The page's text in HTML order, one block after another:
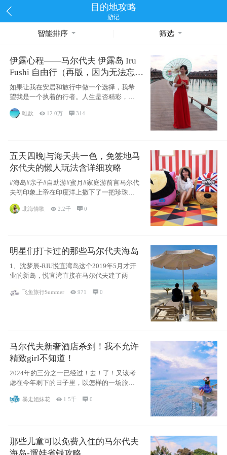
目的地攻略
游记
智能排序 筛选
伊露心程——马尔代夫 伊露岛 Iru
Fushi 自由行（再版，因为无法忘却
的留恋）
如果让我在安居和旅行中做一个选择，我希
望我是一个执着的行者。人生是否精彩，都
源于自己
唯歆  12.0万  314
五天四晚|与海天共一色，免签地马
尔代夫的懒人玩法含详细攻略
#海岛#亲子#自助游#蜜月#家庭游前言马尔代
夫初印象上帝在印度洋上撒下了一把珍珠，
北海情歌 2.2千 0
明星们打卡过的那些马尔代夫海岛
1、沈梦辰-RIU悦宜湾岛这个2019年5月才开
业的新岛，悦宜湾直接在马尔代夫建了两
飞鱼旅行Summer 971 0
马尔代夫新奢酒店杀到！我不允许
精致girl不知道！
2024年的三分之一已经过！去！了！又该考
虑在今年剩下的日子里，以怎样的一场旅行
暴走姐妹花  1.5千 0
那些儿童可以免费入住的马尔代夫